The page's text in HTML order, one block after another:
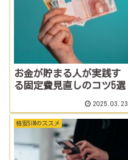
お金が貯まる人が実践す
る固定費見直しのコツ5選
2025.03.23
格安SIMのススメ